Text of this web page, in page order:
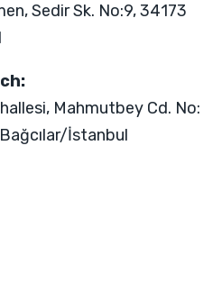
Sedir Sk. No:9, 34173
Mahmutbey Cd. No:
İstanbul